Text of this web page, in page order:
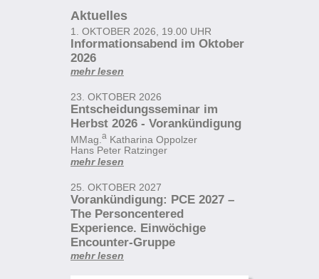
Aktuelles
1. OKTOBER 2026, 19.00 UHR
Informationsabend im Oktober
2026
mehr lesen
23. OKTOBER 2026
Entscheidungsseminar im
Herbst 2026 - Vorankündigung
MMag. a Katharina Oppolzer
Hans Peter Ratzinger
mehr lesen
25. OKTOBER 2027
Vorankündigung: PCE 2027 –
The Personcentered
Experience. Einwöchige
Encounter-Gruppe
mehr lesen